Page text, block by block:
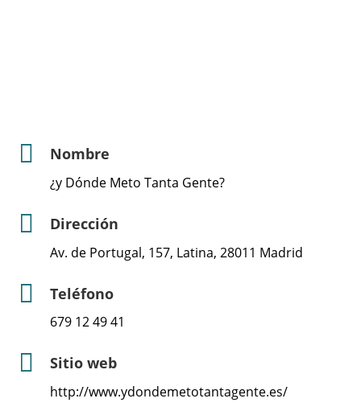
Nombre
¿y Dónde Meto Tanta Gente?
Dirección
Av. de Portugal, 157, Latina, 28011 Madrid
Teléfono
679 12 49 41
Sitio web
http://www.ydondemetotantagente.es/